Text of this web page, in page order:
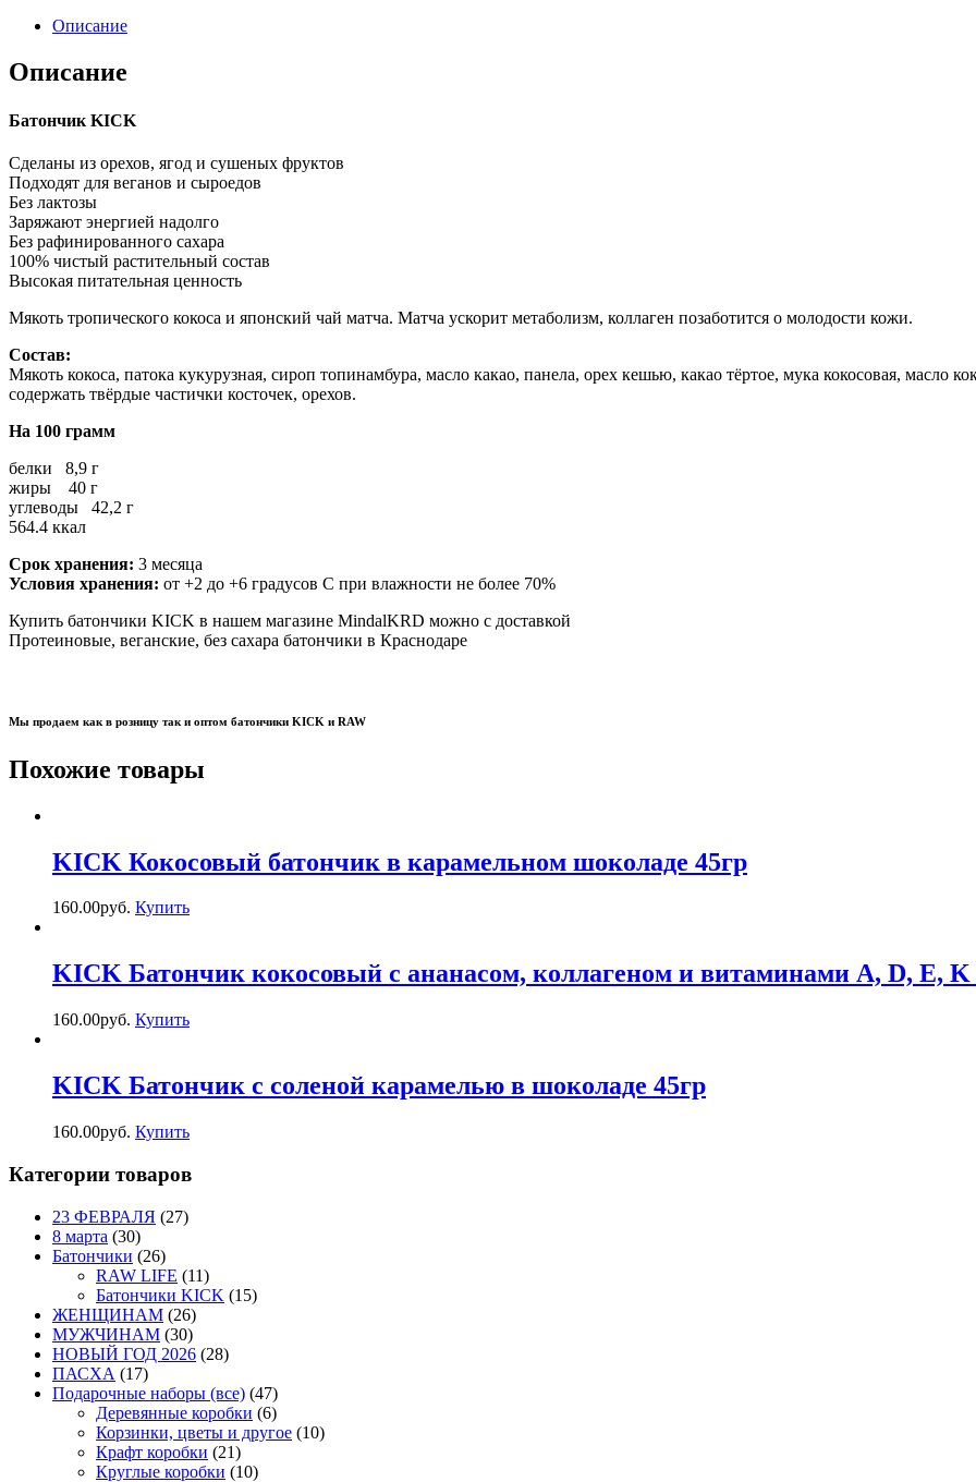
Описание
Описание
Батончик KICK
Сделаны из орехов, ягод и сушеных фруктов
Подходят для веганов и сыроедов
Без лактозы
Заряжают энергией надолго
Без рафинированного сахара
100% чистый растительный состав
Высокая питательная ценность
Мякоть тропического кокоса и японский чай матча. Матча ускорит метаболизм, коллаген позаботится о молодости кожи.
Состав:
Мякоть кокоса, патока кукурузная, сироп топинамбура, масло какао, панела, орех кешью, какао тёртое, мука кокосовая, масло
содержать твёрдые частички косточек, орехов.
На 100 грамм
белки 8,9 г
жиры 40 г
углеводы 42,2 г
564.4 ккал
Срок хранения: 3 месяца
Условия хранения: от +2 до +6 градусов С при влажности не более 70%
Купить батончики KICK в нашем магазине MindalKRD можно с доставкой
Протеиновые, веганские, без сахара батончики в Краснодаре
Мы продаем как в розницу так и оптом батончики KICK и RAW
Похожие товары
KICK Кокосовый батончик в карамельном шоколаде 45гр
160.00руб. Купить
KICK Батончик кокосовый с ананасом, коллагеном и витаминами A, D, E, K
160.00руб. Купить
KICK Батончик с соленой карамелью в шоколаде 45гр
160.00руб. Купить
Категории товаров
23 ФЕВРАЛЯ (27)
8 марта (30)
Батончики (26)
RAW LIFE (11)
Батончики KICK (15)
ЖЕНЩИНАМ (26)
МУЖЧИНАМ (30)
НОВЫЙ ГОД 2026 (28)
ПАСХА (17)
Подарочные наборы (все) (47)
Деревянные коробки (6)
Корзинки, цветы и другое (10)
Крафт коробки (21)
Круглые коробки (10)